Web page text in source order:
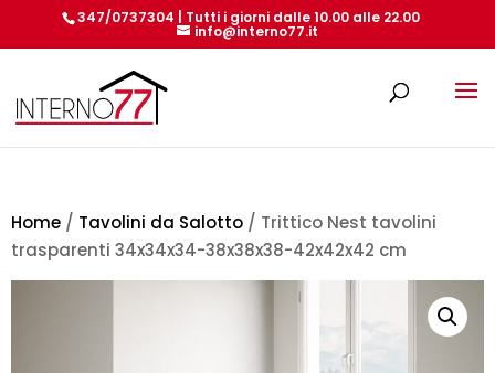
347/0737304 | Tutti i giorni dalle 10.00 alle 22.00
info@interno77.it
Home / Tavolini da Salotto / Trittico Nest tavolini
trasparenti 34x34x34-38x38x38-42x42x42 cm